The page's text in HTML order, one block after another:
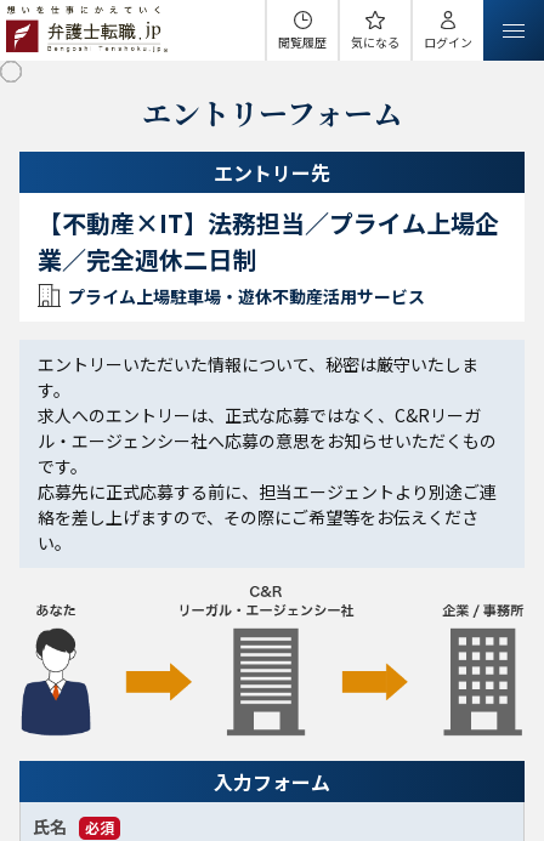
閲覧履歴 気になる ログイン
エントリーフォーム
エントリー先
【不動産×IT】法務担当／プライム上場企
業／完全週休二日制
プライム上場駐車場・遊休不動産活用サービス
エントリーいただいた情報について、秘密は厳守いたしま
す。
求人へのエントリーは、正式な応募ではなく、C&Rリーガ
ル・エージェンシー社へ応募の意思をお知らせいただくもの
です。
応募先に正式応募する前に、担当エージェントより別途ご連
絡を差し上げますので、その際にご希望等をお伝えくださ
い。
入力フォーム
氏名 必須